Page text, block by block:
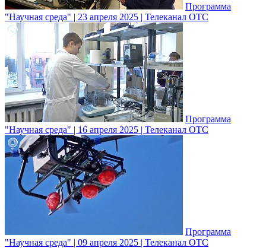
Программа
"Научная среда" | 23 апреля 2025 | Телеканал ОТС
Программа
"Научная среда" | 16 апреля 2025 | Телеканал ОТС
Программа
"Научная среда" | 09 апреля 2025 | Телеканал ОТС